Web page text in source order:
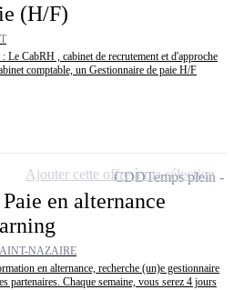
(H/F)
Le CabRH , cabinet de recrutement et d'approche
comptable, un Gestionnaire de paie H/F
en alternance
NAZAIRE
en alternance, recherche (un)e gestionnaire
partenaires. Chaque semaine, vous serez 4 jours
CDDTemps plein
Ajouter cette offre à ma sélection